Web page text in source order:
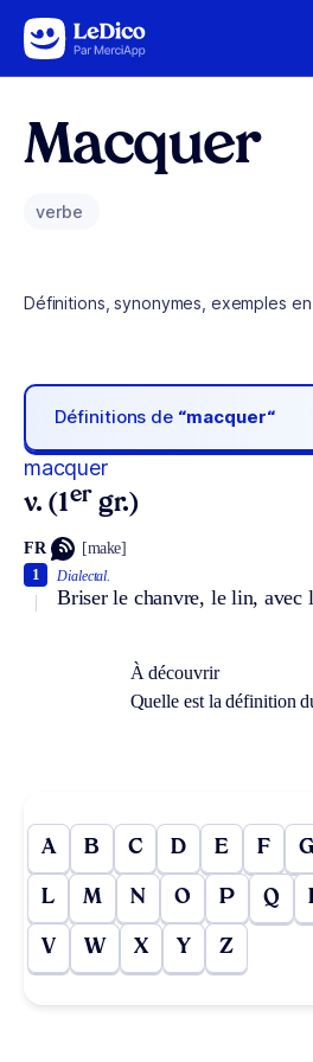
Aller au contenu
Macquer
verbe
Définitions, synonymes, exemples
Définitions de “macquer“
macquer
v. (1er gr.)
FR [make]
Dialectal.
Briser le chanvre, le lin, avec
1
À découvrir
Quelle est la définition
A B C D E F G
L M N O P Q
V W X Y Z